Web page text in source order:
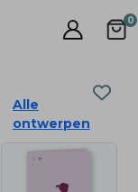
0
Alle
ontwerpen